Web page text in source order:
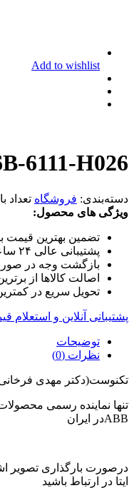
Add to wishlist
6111-H026
دسته‌بندی: فروشگاه تعداد
ویژگی های محصول:
تضمین بهترین قیمت
پشتیبانی عالی ۲۴ ساعته، ۷ روز هفته
بازگشت وجه در
اصالت کالاها از
تحویل سریع در
پشتیبانی آنلاین و استعلام
توضیحات
نظرات (0)
تکنوست(دکتر مهدی
تنها نماینده رسمی
ABBدر ایران
درصورت بارگذاری تصویر
ایتا در ارتباط باشید